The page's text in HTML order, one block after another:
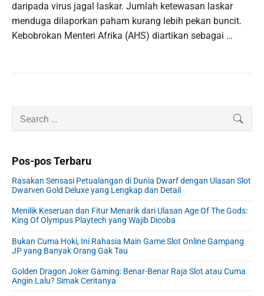
daripada virus jagal laskar. Jumlah ketewasan laskar
menduga dilaporkan paham kurang lebih pekan buncit.
Kebobrokan Menteri Afrika (AHS) diartikan sebagai …
a
y
i
d
e
b
r
c
h
f
r
Pos-pos Terbaru
Rasakan Sensasi Petualangan di Dunia Dwarf dengan Ulasan Slot
Dwarven Gold Deluxe yang Lengkap dan Detail
Menilik Keseruan dan Fitur Menarik dari Ulasan Age Of The Gods:
King Of Olympus Playtech yang Wajib Dicoba
Bukan Cuma Hoki, Ini Rahasia Main Game Slot Online Gampang
JP yang Banyak Orang Gak Tau
Golden Dragon Joker Gaming: Benar-Benar Raja Slot atau Cuma
Angin Lalu? Simak Ceritanya